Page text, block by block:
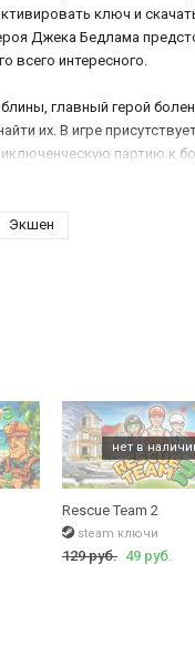
ключ и скачать
Джека Бедлама
всего интересного.
главный герой
их. В игре
партию к
Экшен
Rescue Team 2
steam ключи
129 руб. 49 руб.